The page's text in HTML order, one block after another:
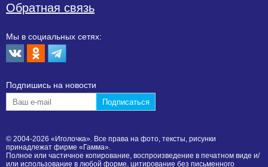
Обратная связь
Мы в социальных сетях:
Подпишиcь на новости
© 2004-2026 «Иголочка». Все права на фото, тексты, рисунки
принадлежат фирме «Гамма».
Полное или частичное копирование, воспроизведение в печатном виде и/
или использование в любой форме, цитирование без письменного